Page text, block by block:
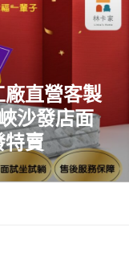
直營客製
沙發店面
特賣